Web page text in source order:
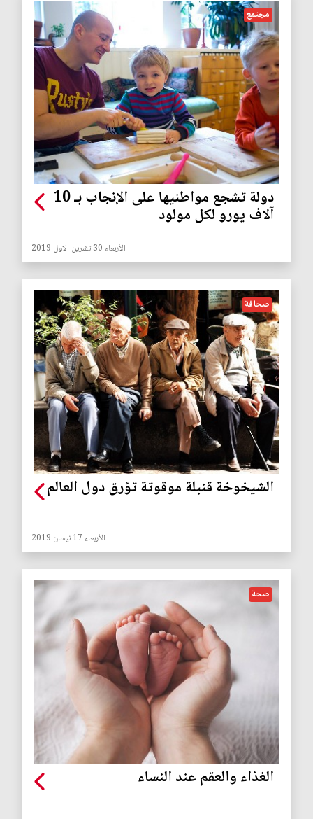
مجتمع
دولة تشجع مواطنيها على الإنجاب بـ 10
آلاف يورو لكل مولود
الأربعاء 30 تشرين الاول 2019
صحافة
الشيخوخة قنبلة موقوتة تؤرق دول العالم
الأربعاء 17 نيسان 2019
صحة
الغذاء والعقم عند النساء